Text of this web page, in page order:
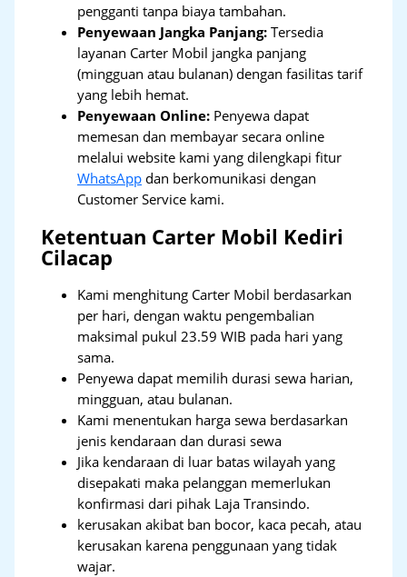
pengganti tanpa biaya tambahan.
Penyewaan Jangka Panjang: Tersedia
layanan Carter Mobil jangka panjang
(mingguan atau bulanan) dengan fasilitas tarif
yang lebih hemat.
Penyewaan Online: Penyewa dapat
memesan dan membayar secara online
melalui website kami yang dilengkapi fitur
WhatsApp dan berkomunikasi dengan
Customer Service kami.
Ketentuan Carter Mobil Kediri
Cilacap
Kami menghitung Carter Mobil berdasarkan
per hari, dengan waktu pengembalian
maksimal pukul 23.59 WIB pada hari yang
sama.
Penyewa dapat memilih durasi sewa harian,
mingguan, atau bulanan.
Kami menentukan harga sewa berdasarkan
jenis kendaraan dan durasi sewa
Jika kendaraan di luar batas wilayah yang
disepakati maka pelanggan memerlukan
konfirmasi dari pihak Laja Transindo.
kerusakan akibat ban bocor, kaca pecah, atau
kerusakan karena penggunaan yang tidak
wajar.